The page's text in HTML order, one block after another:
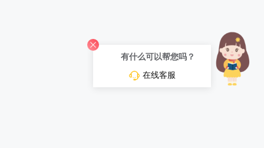
有什么可以帮您吗？
在线客服